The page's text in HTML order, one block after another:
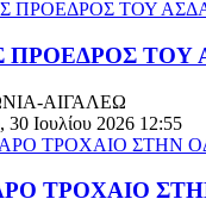
ΠΡΟΕΔΡΟΣ ΤΟΥ
ΑΙΓΑΛΕΩ
30 Ιουλίου 2026 12:55
ΤΡΟΧΑΙΟ